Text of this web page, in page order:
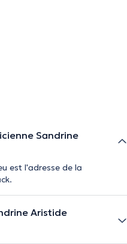
Sandrine
est l'adresse de la
Aristide